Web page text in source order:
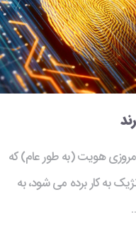
هویت (به طور عام) که
به کار برده می شود، به